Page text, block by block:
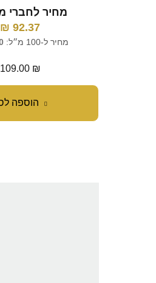
הוספה
מחיר לחברי
92.37
₪
מחיר ל-100 מ״ל:
109.00 ₪